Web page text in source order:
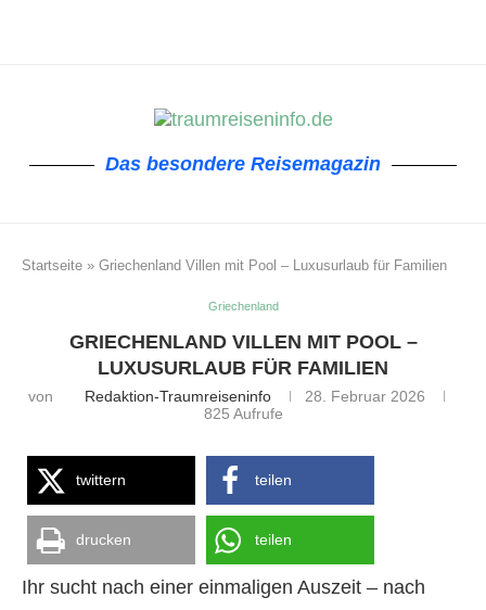
Das besondere Reisemagazin
Startseite » Griechenland Villen mit Pool – Luxusurlaub für Familien
Griechenland
GRIECHENLAND VILLEN MIT POOL –
LUXUSURLAUB FÜR FAMILIEN
von Redaktion-Traumreiseninfo
28. Februar 2026
825 Aufrufe
twittern teilen
drucken teilen
Ihr sucht nach einer einmaligen Auszeit – nach